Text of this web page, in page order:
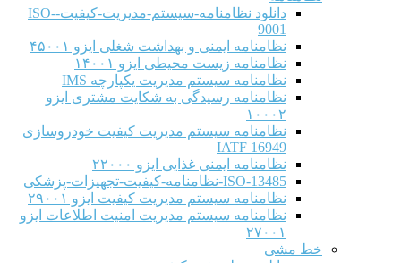
دانلود نظامنامه-سیستم-مدیریت-کیفیت-ISO-
9001
نظامنامه ایمنی و بهداشت شغلی ایزو ۴۵۰۰۱
نظامنامه زیست محیطی ایزو ۱۴۰۰۱
نظامنامه سیستم مدیریت یکپارچه IMS
نظامنامه رسیدگی به شکایت مشتری ایزو
۱۰۰۰۲
نظامنامه سیستم مدیریت کیفیت خودروسازی
IATF 16949
نظامنامه ایمنی غذایی ایزو ۲۲۰۰۰
ISO-13485-نظامنامه-کیفیت-تجهیزات-پزشکی
نظامنامه سیستم مدیریت کیفیت ایزو ۲۹۰۰۱
نظامنامه سیستم مدیریت امنیت اطلاعات ایزو
۲۷۰۰۱
خط مشی